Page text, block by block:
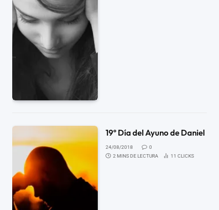
19º Día del Ayuno de Daniel
24/08/2018
0
2 MINS DE LECTURA
11CLICKS